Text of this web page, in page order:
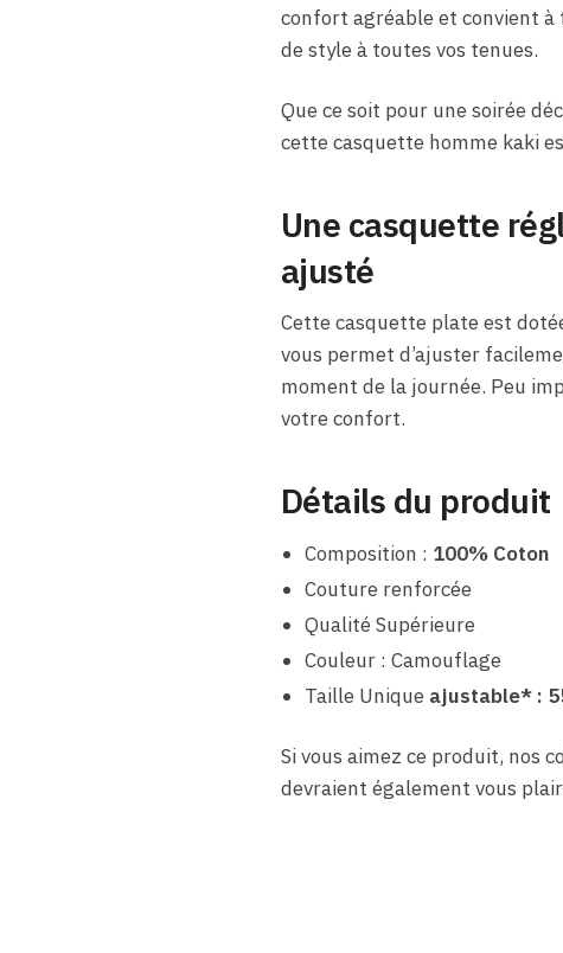
confort agréable et convient à
de style à toutes vos tenues.
Que ce soit pour une soirée
cette casquette homme kaki
Une casquette
ajusté
Cette casquette plate est
vous permet d’ajuster
moment de la journée. Peu
votre confort.
Détails du produit
Composition : 100% Coton
Couture renforcée
Qualité Supérieure
Couleur : Camouflage
Taille Uniqueajustable* :
Si vous aimez ce produit, nos
devraient également vous